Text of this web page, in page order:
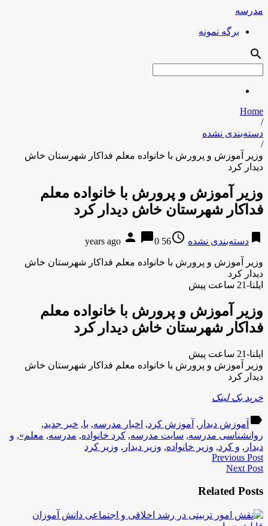
مدرسه
برگه نمونه
search
Home
/
دسته‌بندی نشده
/
وزیر آموزش و پرورش با خانواده معلم فداکار شهرستان خاش
دیدار کرد
وزیر آموزش و پرورش با خانواده معلم
فداکار شهرستان خاش دیدار کرد
bookmark دسته‌بندی نشده access_time
56 years ago
person chat_bubble0
وزیر آموزش و پرورش با خانواده معلم فداکار شهرستان خاش
دیدار کرد
ایلنا-21 ساعت پیش
وزیر آموزش و پرورش با خانواده معلم
فداکار شهرستان خاش دیدار کرد
ایلنا-21 ساعت پیش
وزیر آموزش و پرورش با خانواده معلم فداکار شهرستان خاش
دیدار کرد
خرید بک لینک
label آموزش دیدار , آموزش کرد, اخبار مدرسه, با, خبر جدید,
روانشناسی مدرسه, سایت مدرسه, کرد خانواده, مدرسه, معلم», و
دیدار , و کرد, وزیر خانواده, وزیر دیدار , وزیر کرد
Previous Post
Next Post
Related Posts